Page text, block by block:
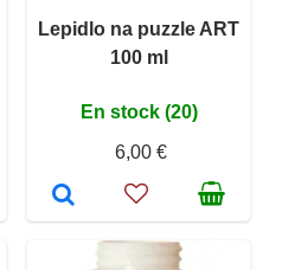
Lepidlo na puzzle ART
100 ml
En stock (20)
6,00 €